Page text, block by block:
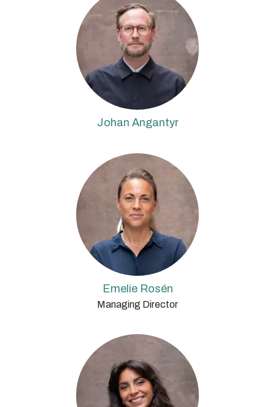
Johan Angantyr
Emelie Rosén
Managing Director